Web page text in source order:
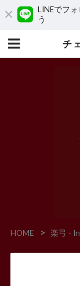
LINEでフ
う
チ
HOME 楽弓 -